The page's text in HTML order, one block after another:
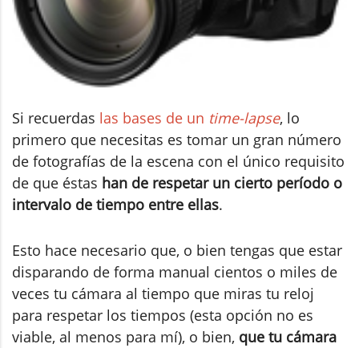
Si recuerdas las bases de un time-lapse, lo
primero que necesitas es tomar un gran número
de fotografías de la escena con el único requisito
de que éstas han de respetar un cierto período o
intervalo de tiempo entre ellas.
Esto hace necesario que, o bien tengas que estar
disparando de forma manual cientos o miles de
veces tu cámara al tiempo que miras tu reloj
para respetar los tiempos (esta opción no es
viable, al menos para mí), o bien, que tu cámara